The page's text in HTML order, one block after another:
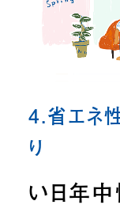
4.省エネ
り
い日年